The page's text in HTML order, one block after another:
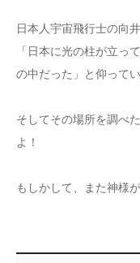
日本人宇宙飛行士の向
「日本に光の柱が立っ
の中だった」と仰って
そしてその場所を調べ
よ！
もしかして、また神様